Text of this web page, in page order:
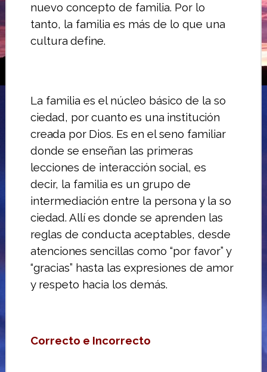
nuevo concepto de familia. Por lo
tanto, la familia es más de lo que una
cultura define.
La familia es el núcleo básico de la so­
ciedad, por cuanto es una institución
crea­da por Dios. Es en el seno familiar
donde se ense­ñan las primeras
lecciones de interacción social, es
decir, la familia es un grupo de
intermediación entre la persona y la so­
ciedad. Allí es donde se aprenden las
reglas de conducta aceptables, desde
atenciones sencillas como “por favor” y
“gracias” hasta las expresiones de amor
y respeto hacia los demás.
Correcto e Incorrecto